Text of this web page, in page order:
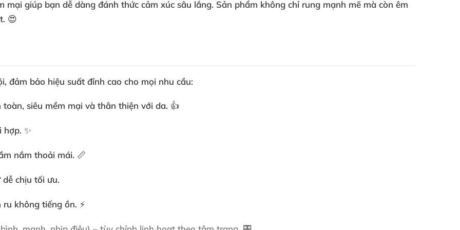
mại giúp bạn dễ dàng đánh thức cảm xúc sâu lắng. Sản phẩm không chỉ rung mạnh mẽ mà còn êm
😍
đảm bảo hiệu suất đỉnh cao cho mọi nhu cầu:
siêu mềm mại và thân thiện với da. 👍
✨
nắm thoải mái. 📏
chịu tối ưu.
không tiếng ồn. ⚡